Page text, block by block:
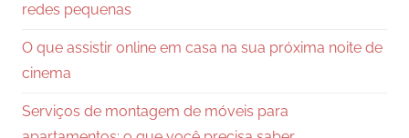
redes pequenas
O que assistir online em casa na sua próxima noite de
cinema
Serviços de montagem de móveis para